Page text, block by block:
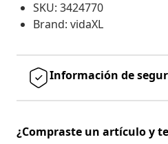
SKU: 3424770
Brand: vidaXL
Información de
¿Compraste un artículo y